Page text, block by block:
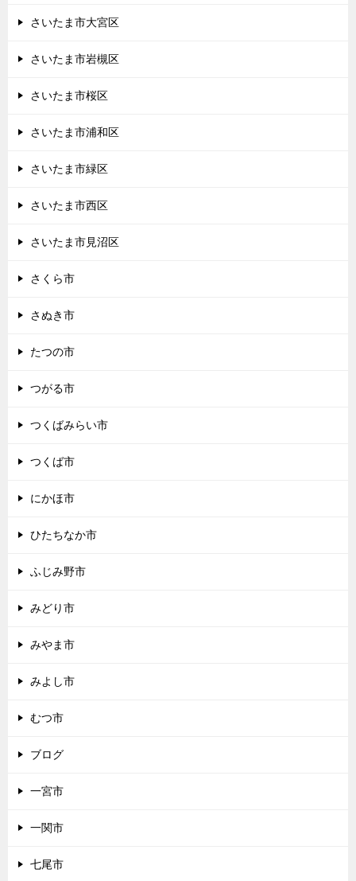
さいたま市大宮区
さいたま市岩槻区
さいたま市桜区
さいたま市浦和区
さいたま市緑区
さいたま市西区
さいたま市見沼区
さくら市
さぬき市
たつの市
つがる市
つくばみらい市
つくば市
にかほ市
ひたちなか市
ふじみ野市
みどり市
みやま市
みよし市
むつ市
ブログ
一宮市
一関市
七尾市